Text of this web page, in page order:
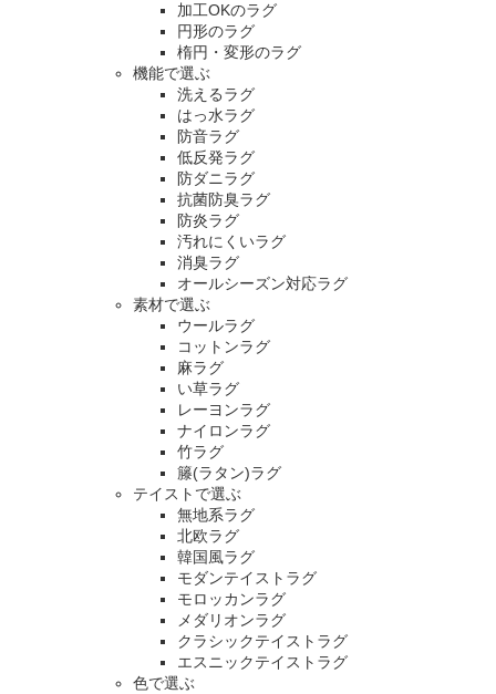
加工OKのラグ
円形のラグ
楕円・変形のラグ
機能で選ぶ
洗えるラグ
はっ水ラグ
防音ラグ
低反発ラグ
防ダニラグ
抗菌防臭ラグ
防炎ラグ
汚れにくいラグ
消臭ラグ
オールシーズン対応ラグ
素材で選ぶ
ウールラグ
コットンラグ
麻ラグ
い草ラグ
レーヨンラグ
ナイロンラグ
竹ラグ
籐(ラタン)ラグ
テイストで選ぶ
無地系ラグ
北欧ラグ
韓国風ラグ
モダンテイストラグ
モロッカンラグ
メダリオンラグ
クラシックテイストラグ
エスニックテイストラグ
色で選ぶ